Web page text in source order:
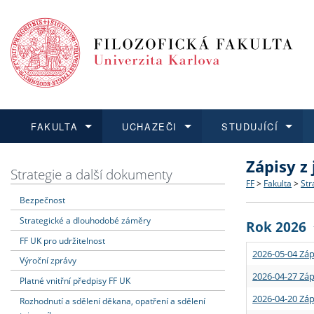
FAKULTA
Dozvědět se více
Struktura
Strategie
Podpora
UCHAZEČI
Podat přihlášku
Co
Učitelské
STUDUJÍCÍ
Dozvědět se více
Rigorózní
Dozvědět se více
O vědě a
Granty a
Dozvědět se více
Aktuální
Strategie a další dokumenty
Bezpečnost
Strategické a dlouhodobé záměry
FF UK pro udržitelnost
Výroční zprávy
Platné vnitřní předpisy FF UK
Rozhodnutí a sdělení děkana, opatření a sdělení
Zápisy
FF > Fakulta >
Rok 2026
2026-05-04
2026-04-27
2026-04-20